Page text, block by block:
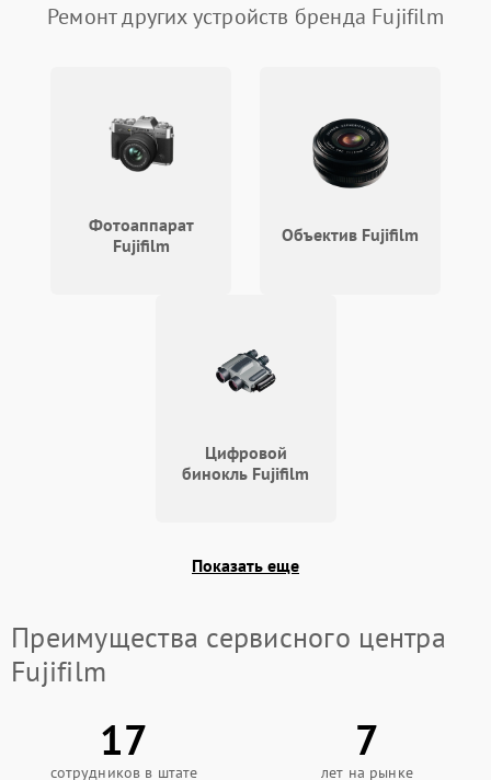
Не работает зум Подробнее →
Не работает стабилизация
Подробнее →
Ремонт других устройств бренда Fujifilm
Фотоаппарат
Fujifilm
Объектив Fujifilm
Цифровой
бинокль Fujifilm
Показать еще
Преимущества сервисного центра
Fujifilm
17
сотрудников в штате
7
лет на рынке